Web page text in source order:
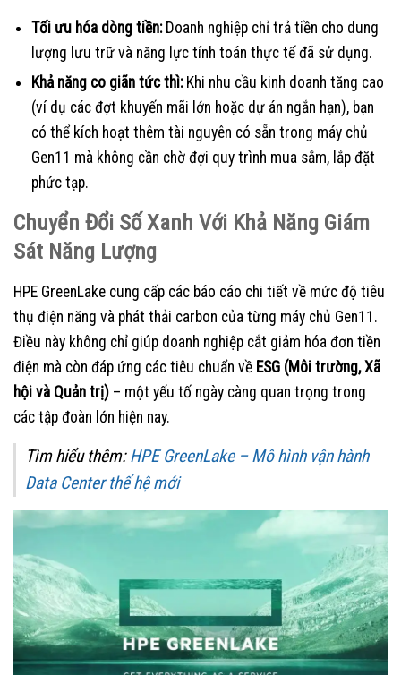
Tối ưu hóa dòng tiền:Doanh nghiệp chỉ trả tiền cho dung
lượng lưu trữ và năng lực tính toán thực tế đã sử dụng.
Khả năng co giãn tức thì:Khi nhu cầu kinh doanh tăng cao
(ví dụ các đợt khuyến mãi lớn hoặc dự án ngắn hạn), bạn
có thể kích hoạt thêm tài nguyên có sẵn trong máy chủ
Gen11 mà không cần chờ đợi quy trình mua sắm, lắp đặt
phức tạp.
Chuyển Đổi Số Xanh Với Khả Năng Giám
Sát Năng Lượng
HPE GreenLake cung cấp các báo cáo chi tiết về mức độ tiêu
thụ điện năng và phát thải carbon của từng máy chủ Gen11.
Điều này không chỉ giúp doanh nghiệp cắt giảm hóa đơn tiền
điện mà còn đáp ứng các tiêu chuẩn về ESG (Môi trường, Xã
hội và Quản trị) – một yếu tố ngày càng quan trọng trong
các tập đoàn lớn hiện nay.
Tìm hiểu thêm:HPE GreenLake – Mô hình vận hành
Data Center thế hệ mới